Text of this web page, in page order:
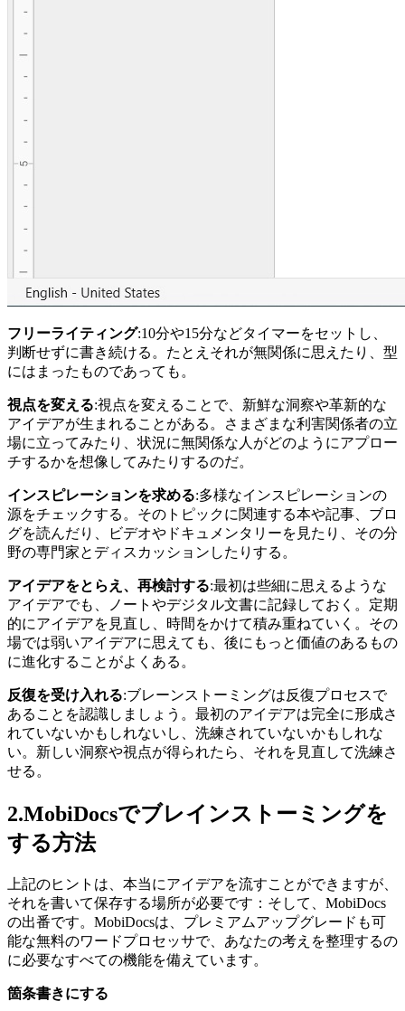
フリーライティング:10分や15分などタイマーをセットし、
判断せずに書き続ける。たとえそれが無関係に思えたり、型
にはまったものであっても。
視点を変える:視点を変えることで、新鮮な洞察や革新的な
アイデアが生まれることがある。さまざまな利害関係者の立
場に立ってみたり、状況に無関係な人がどのようにアプロー
チするかを想像してみたりするのだ。
インスピレーションを求める:多様なインスピレーションの
源をチェックする。そのトピックに関連する本や記事、ブロ
グを読んだり、ビデオやドキュメンタリーを見たり、その分
野の専門家とディスカッションしたりする。
アイデアをとらえ、再検討する:最初は些細に思えるような
アイデアでも、ノートやデジタル文書に記録しておく。定期
的にアイデアを見直し、時間をかけて積み重ねていく。その
場では弱いアイデアに思えても、後にもっと価値のあるもの
に進化することがよくある。
反復を受け入れる:ブレーンストーミングは反復プロセスで
あることを認識しましょう。最初のアイデアは完全に形成さ
れていないかもしれないし、洗練されていないかもしれな
い。新しい洞察や視点が得られたら、それを見直して洗練さ
せる。
2.MobiDocsでブレインストーミングを
する方法
上記のヒントは、本当にアイデアを流すことができますが、
それを書いて保存する場所が必要です：そして、MobiDocs
の出番です。MobiDocsは、プレミアムアップグレードも可
能な無料のワードプロセッサで、あなたの考えを整理するの
に必要なすべての機能を備えています。
箇条書きにする